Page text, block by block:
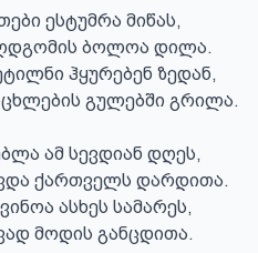
ესტუმრა მიწას,
ბოლოა დილა.
ჰყურებენ ზედან,
გულებში გრილა.
ამ სევდიან დღეს,
ქართველს დარდითა.
ასხეს სამარეს,
მოდის განცდითა.